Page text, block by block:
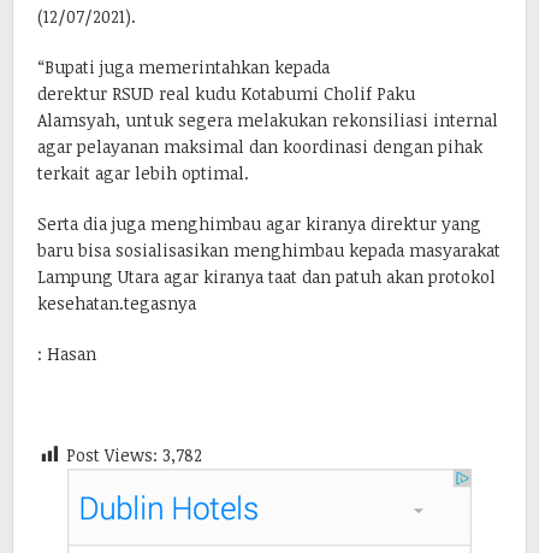
(12/07/2021).
“Bupati juga memerintahkan kepada
derektur RSUD real kudu Kotabumi Cholif Paku
Alamsyah, untuk segera melakukan rekonsiliasi internal
agar pelayanan maksimal dan koordinasi dengan pihak
terkait agar lebih optimal.
Serta dia juga menghimbau agar kiranya direktur yang
baru bisa sosialisasikan menghimbau kepada masyarakat
Lampung Utara agar kiranya taat dan patuh akan protokol
kesehatan.tegasnya
: Hasan
Post Views: 3,782